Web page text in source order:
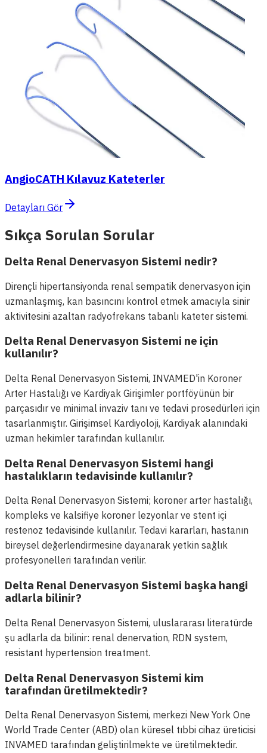
AngioCATH Kılavuz Kateterler
Detayları Gör
Sıkça Sorulan Sorular
Delta Renal Denervasyon Sistemi nedir?
Dirençli hipertansiyonda renal sempatik denervasyon için
uzmanlaşmış, kan basıncını kontrol etmek amacıyla sinir
aktivitesini azaltan radyofrekans tabanlı kateter sistemi.
Delta Renal Denervasyon Sistemi ne için
kullanılır?
Delta Renal Denervasyon Sistemi, INVAMED'in Koroner
Arter Hastalığı ve Kardiyak Girişimler portföyünün bir
parçasıdır ve minimal invaziv tanı ve tedavi prosedürleri için
tasarlanmıştır. Girişimsel Kardiyoloji, Kardiyak alanındaki
uzman hekimler tarafından kullanılır.
Delta Renal Denervasyon Sistemi hangi
hastalıkların tedavisinde kullanılır?
Delta Renal Denervasyon Sistemi; koroner arter hastalığı,
kompleks ve kalsifiye koroner lezyonlar ve stent içi
restenoz tedavisinde kullanılır. Tedavi kararları, hastanın
bireysel değerlendirmesine dayanarak yetkin sağlık
profesyonelleri tarafından verilir.
Delta Renal Denervasyon Sistemi başka hangi
adlarla bilinir?
Delta Renal Denervasyon Sistemi, uluslararası literatürde
şu adlarla da bilinir: renal denervation, RDN system,
resistant hypertension treatment.
Delta Renal Denervasyon Sistemi kim
tarafından üretilmektedir?
Delta Renal Denervasyon Sistemi, merkezi New York One
World Trade Center (ABD) olan küresel tıbbi cihaz üreticisi
INVAMED tarafından geliştirilmekte ve üretilmektedir.